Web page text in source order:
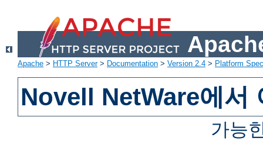
Apache > HTTP Server> Documentation > Version 2.4 > Platform
Novell NetWare에서
가능